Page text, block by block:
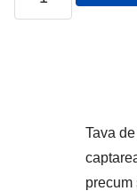
Tava
precum